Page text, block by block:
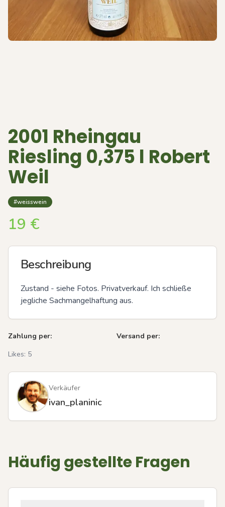
2001 Rheingau
Riesling 0,375 l Robert
Weil
#weisswein
19 €
Beschreibung
Zustand - siehe Fotos. Privatverkauf. Ich schließe
jegliche Sachmangelhaftung aus.
Zahlung per:
Versand per:
Likes: 5
Verkäufer
ivan_planinic
Häufig gestellte Fragen